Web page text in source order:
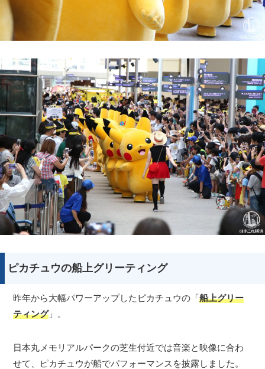
ピカチュウの船上グリーティング
昨年から大幅パワーアップしたピカチュウの「船上グリー
ティング」。
日本丸メモリアルパークの芝生付近では音楽と映像に合わ
せて、ピカチュウが船でパフォーマンスを披露しました。